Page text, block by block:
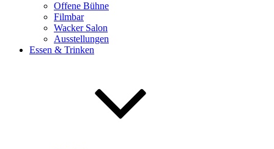
Offene Bühne
Filmbar
Wacker Salon
Ausstellungen
Essen & Trinken